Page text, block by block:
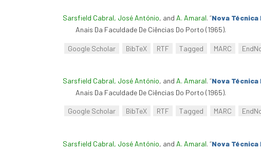
Sarsfield Cabral, José António, and A. Amaral. “Nova
Anais Da Faculdade De Ciências Do Porto (1965).
Google Scholar BibTeX RTF Tagged MARC
Sarsfield Cabral, José António, and A. Amaral. “Nova
Anais Da Faculdade De Ciências Do Porto (1965).
Google Scholar BibTeX RTF Tagged MARC
Sarsfield Cabral, José António, and A. Amaral. “Nova